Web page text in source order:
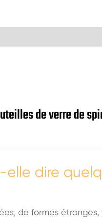
de verre de
dire
de formes